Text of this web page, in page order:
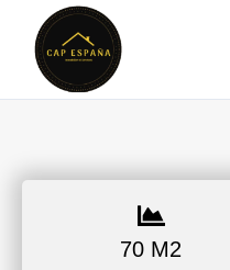
70 M2